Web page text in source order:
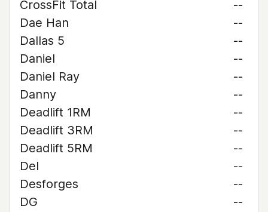
CrossFit Total
--
Dae Han
--
Dallas 5
--
Daniel
--
Daniel Ray
--
Danny
--
Deadlift 1RM
--
Deadlift 3RM
--
Deadlift 5RM
--
Del
--
Desforges
--
DG
--